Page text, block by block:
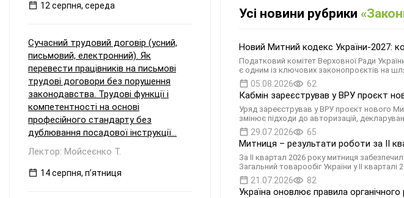
Усі новини рубрики
Новий Митний кодекс України-2027:
Податковий комітет Верховної Ради
є одним із ключових законопроєктів на
05.08.2026 62
Кабмін зареєстрував у ВРУ проєкт
Уряд зареєстрував у ВРУ проєкт нового
змінює підходи до авторизацій,
29.07.2026 65
Митниця – результати роботи за ІІ
За ІІ квартал 2026 року митниця
Загальний товарообіг України у ІІ
21.07.2026 82
Україна оновлює правила
12 серпня, середа
Сучасний трудовий договір (усний,
письмовий, електронний). Як
перевести працівників на письмові
трудові договори без порушення
законодавства. Трудові функції і
компетентності на основі
професійного стандарту без
дублювання посадової інструкції...
Лектор: Мойсеєнко Т.
14 серпня, пʼятниця